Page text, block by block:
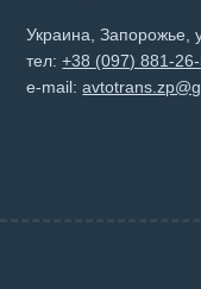
Украина, Запорожье,
тел:+38 (097) 881-
e-mail: